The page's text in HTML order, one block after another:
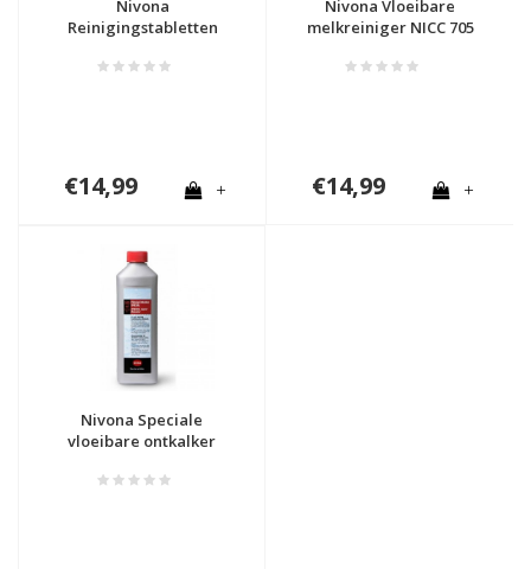
Nivona
Reinigingstabletten
€14,99 +
Nivona Vloeibare
melkreiniger NICC 705
€14,99 +
Nivona Speciale
vloeibare ontkalker